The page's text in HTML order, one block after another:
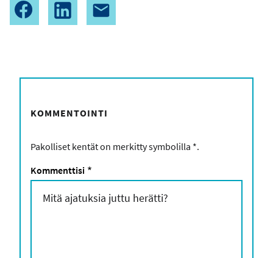
KOMMENTOINTI
Pakolliset kentät on merkitty symbolilla *.
Kommenttisi *